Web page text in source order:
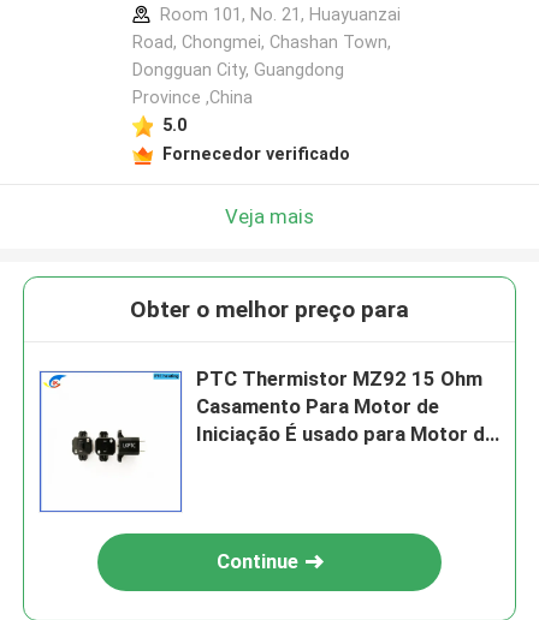
Room 101, No. 21, Huayuanzai
Road, Chongmei, Chashan Town,
Dongguan City, Guangdong
Province ,China
5.0
Fornecedor verificado
Veja mais
Obter o melhor preço para
PTC Thermistor MZ92 15 Ohm
Casamento Para Motor de
Iniciação É usado para Motor de
Continue